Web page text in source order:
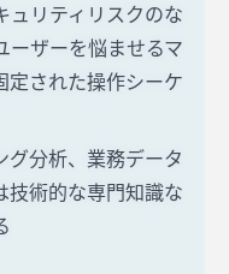
ュリティリスクのな
ーザーを悩ませるマ
定された操作シーケ
グ分析、業務データ
技術的な専門知識な